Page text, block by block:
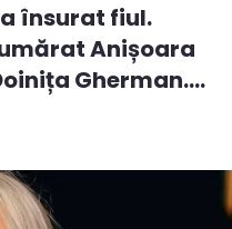
însurat fiul.
Anișoara
Gherman.